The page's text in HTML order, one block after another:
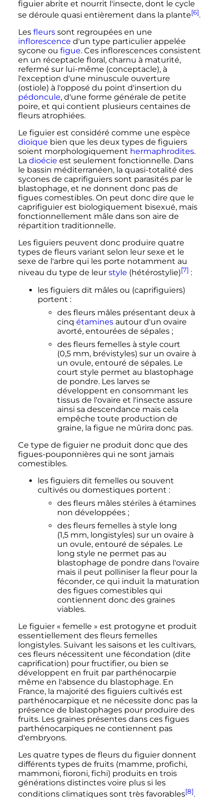
figuier abrite et nourrit l'insecte, dont le cycle
se déroule quasi entièrement dans la plante[6].
Les fleurssont regroupées en une
inflorescence d'un type particulier appelée
sycone ou figue. Ces inflorescences consistent
en un réceptacle floral, charnu à maturité,
refermé sur lui-même (conceptacle), à
l'exception d'une minuscule ouverture
(ostiole) à l'opposé du point d'insertion du
pédoncule, d'une forme générale de petite
poire, et qui contient plusieurs centaines de
fleurs atrophiées.
Le figuier est considéré comme une espèce
dioïque bien que les deux types de figuiers
soient morphologiquement hermaphrodites.
La dioécie est seulement fonctionnelle. Dans
le bassin méditerranéen, la quasi-totalité des
sycones de caprifiguiers sont parasités par le
blastophage, et ne donnent donc pas de
figues comestibles. On peut donc dire que le
caprifiguier est biologiquement bisexué, mais
fonctionnellement mâle dans son aire de
répartition traditionnelle.
Les figuiers peuvent donc produire quatre
types de fleurs variant selon leur sexe et le
sexe de l'arbre qui les porte notamment au
niveau du type de leur style (hétérostylie)[7] :
les figuiers dit mâles ou (caprifiguiers)
portent :
des fleurs mâles présentant deux à
cinq étaminesautour d'un ovaire
avorté, entourées de sépales ;
des fleurs femelles à style court
(0,5 mm, brévistyles) sur un ovaire à
un ovule, entouré de sépales. Le
court style permet au blastophage
de pondre. Les larves se
développent en consommant les
tissus de l'ovaire et l'insecte assure
ainsi sa descendance mais cela
empêche toute production de
graine, la figue ne mûrira donc pas.
Ce type de figuier ne produit donc que des
figues-pouponnières qui ne sont jamais
comestibles.
les figuiers dit femelles ou souvent
cultivés ou domestiques portent :
des fleurs mâles stériles à étamines
non développées ;
des fleurs femelles à style long
(1,5 mm, longistyles) sur un ovaire à
un ovule, entouré de sépales. Le
long style ne permet pas au
blastophage de pondre dans l'ovaire
mais il peut polliniser la fleur pour la
féconder, ce qui induit la maturation
des figues comestibles qui
contiennent donc des graines
viables.
Le figuier « femelle » est protogyne et produit
essentiellement des fleurs femelles
longistyles. Suivant les saisons et les cultivars,
ces fleurs nécessitent une fécondation (dite
caprification) pour fructifier, ou bien se
développent en fruit par parthénocarpie
même en l'absence du blastophage. En
France, la majorité des figuiers cultivés est
parthénocarpique et ne nécessite donc pas la
présence de blastophages pour produire des
fruits. Les graines présentes dans ces figues
parthénocarpiques ne contiennent pas
d'embryons.
Les quatre types de fleurs du figuier donnent
différents types de fruits (mamme, profichi,
mammoni, fioroni, fichi) produits en trois
générations distinctes voire plus si les
conditions climatiques sont très favorables[8].